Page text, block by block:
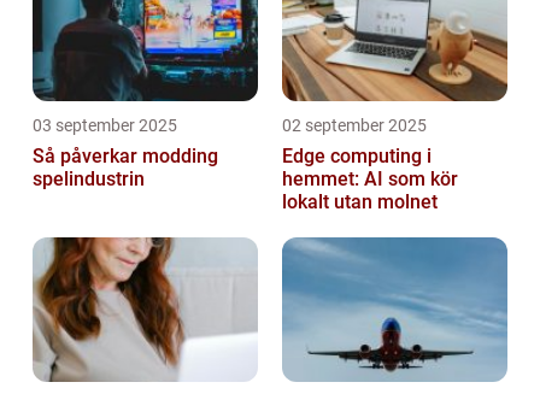
03 september 2025
Så påverkar modding
spelindustrin
02 september 2025
Edge computing i
hemmet: AI som kör
lokalt utan molnet